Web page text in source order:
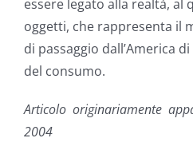
essere legato alla realtà, al
oggetti, che rappresenta il
di passaggio dall’America
del consumo.
Articolo originariamente
2004